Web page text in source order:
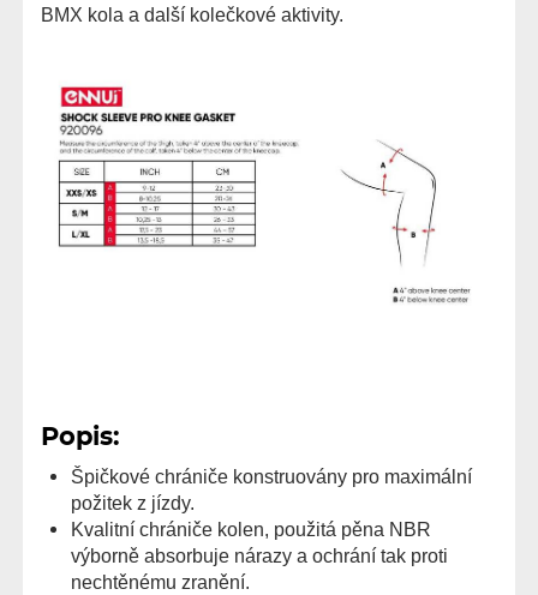
BMX kola a další kolečkové aktivity.
Popis:
Špičkové chrániče konstruovány pro maximální
požitek z jízdy.
Kvalitní chrániče kolen, použitá pěna NBR
výborně absorbuje nárazy a ochrání tak proti
nechtěnému zranění.